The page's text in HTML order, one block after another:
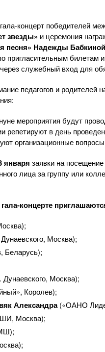
гала-концерт победителей
звезды» и церемония
песня» Надежды Бабкиной
пригласительным билетам
служебный вход для
педагогов и родителей
мероприятия будут
репетируют в день
организационные
января заявки на посещение
лица за группу или
гала-концерте
Москва);
Беларусь);
Москва);
Королев);
Александра(«ОАНО
Москва);